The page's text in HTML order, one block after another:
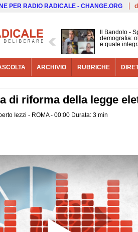
PER RADIO RADICALE - CHANGE.ORG
Il Bandolo -
demografia:
e quale
ARCHIVIO RUBRICHE
di riforma della legge
Iezzi - ROMA - 00:00 Durata: 3 min